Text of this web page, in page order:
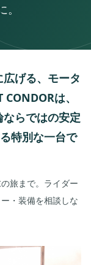
げる、モータ
は、
らではの安定
特別な一台で
旅まで。ライダー
・装備を相談しな